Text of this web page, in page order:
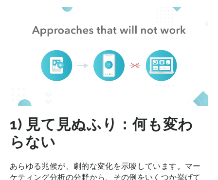
1) 見て見ぬふり：何も変わ
らない
あらゆる兆候が、劇的な変化を示唆しています。マー
ケティング分析の分野から、その例をいくつか挙げて